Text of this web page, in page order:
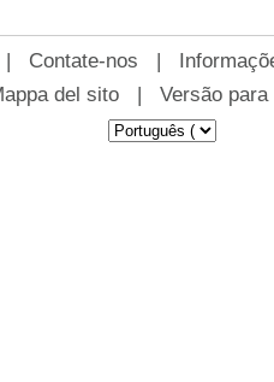
| Contate-nos |
del sito| Versão para